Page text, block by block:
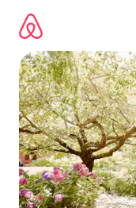
directement
contenu